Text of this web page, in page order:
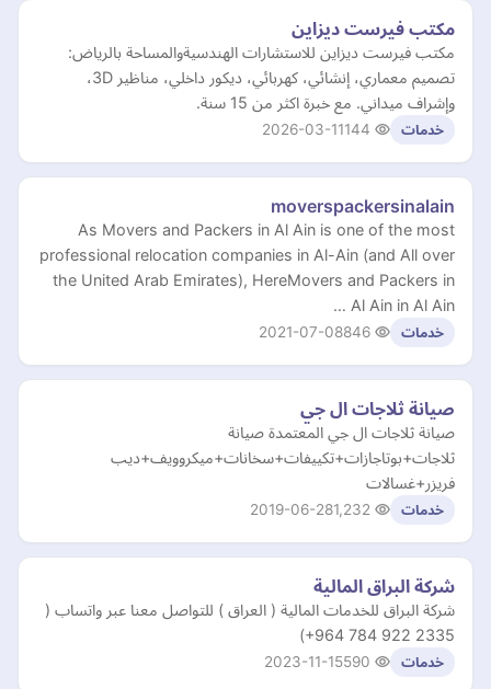
مكتب فيرست ديزاين
مكتب فيرست ديزاين للاستشارات الهندسيةوالمساحة بالرياض:
تصميم معماري، إنشائي، كهربائي، ديكور داخلي، مناظير 3D،
وإشراف ميداني. مع خبرة اكثر من 15 سنة.
خدمات 2026-03-11
moverspackersinalain
As Movers and Packers in Al Ain is one of the most
professional relocation companies in Al-Ain (and All over
the United Arab Emirates), HereMovers and Packers in
Al Ain in Al Ain …
خدمات 2021-07-08
صيانة ثلاجات ال جي
صيانة ثلاجات ال جي المعتمدة صيانة
ثلاجات+بوتاجازات+تكييفات+سخانات+ميكروويف+ديب
فريزر+غسالات
خدمات 2019-06-28
شركة البراق المالية
+964 784 922 2335‎‏)
خدمات 2023-11-15